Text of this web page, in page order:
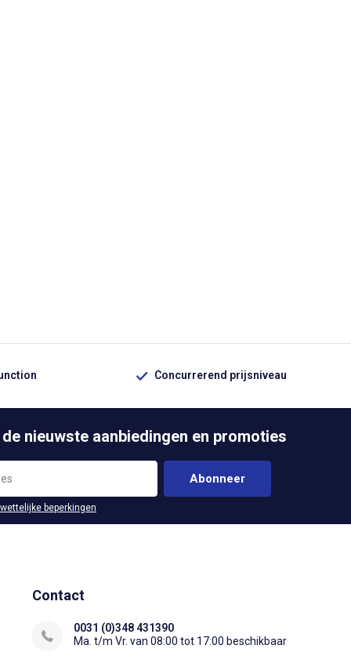
Concurrerend prijsniveau
nieuwste aanbiedingen en promoties
Abonneer
beperkingen
Contact
0031 (0)348 431390
Ma. t/m Vr. van 08:00 tot 17:00 beschikbaar